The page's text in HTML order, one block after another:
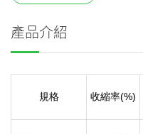
產品介紹
規格 收縮率(%)